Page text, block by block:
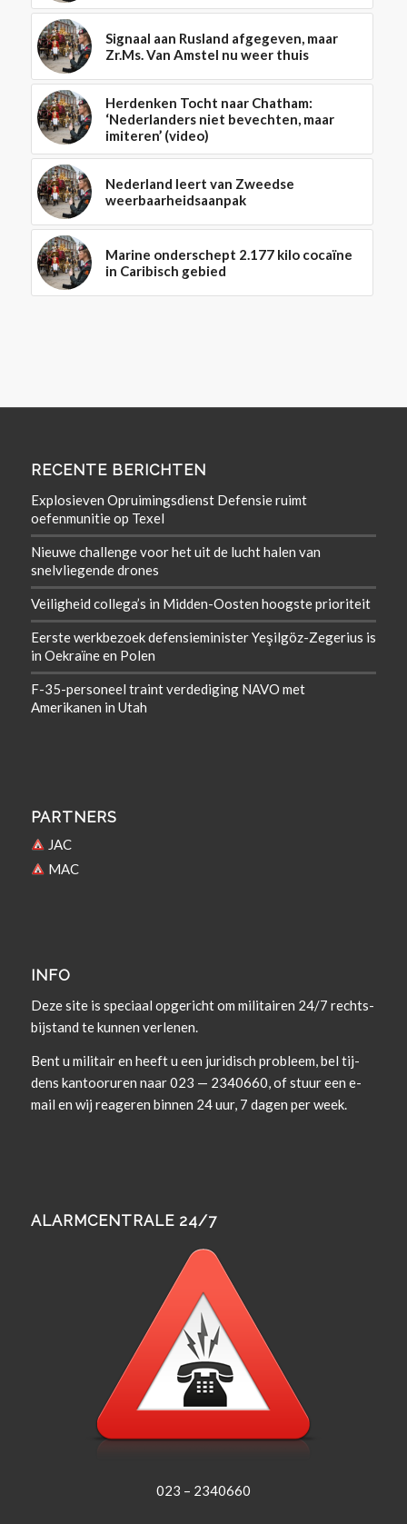
Signaal aan Rusland afgegeven, maar
Zr.Ms. Van Amstel nu weer thuis
Herdenken Tocht naar Chatham:
‘Nederlanders niet bevechten, maar
imiteren’ (video)
Nederland leert van Zweedse
weerbaarheidsaanpak
Marine onderschept 2.177 kilo cocaïne
in Caribisch gebied
RECENTE BERICHTEN
Explosieven Opruimingsdienst Defensie ruimt
oefenmunitie op Texel
Nieuwe challenge voor het uit de lucht halen van
snelvliegende drones
Veiligheid collega’s in Midden-Oosten hoogste prioriteit
Eerste werkbezoek defensieminister Yeşilgöz-Zegerius is
in Oekraïne en Polen
F-35-personeel traint verdediging NAVO met
Amerikanen in Utah
PARTNERS
JAC
MAC
INFO
Deze site is spe­ci­aal opgericht om militairen 24/7 rechts­
bi­j­s­tand te kun­nen verlenen.
Bent u militair en heeft u een juridisch prob­leem, bel tij­
dens kan­tooruren naar 023 — 2340660, of stuur een e-
mail en wij rea­geren bin­nen 24 uur, 7 dagen per week.
ALARMCENTRALE 24/7
023 – 2340660